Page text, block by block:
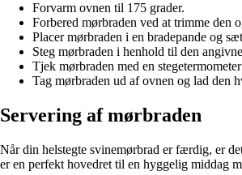
Forvarm ovnen til 175 grader.
Forbered mørbraden ved at trimme den
Placer mørbraden i en bradepande og
Steg mørbraden i henhold til den
Tjek mørbraden med en
Tag mørbraden ud af ovnen og lad den
Servering af mørbraden
Når din helstegte svinemørbrad er færdig, er
er en perfekt hovedret til en hyggelig middag